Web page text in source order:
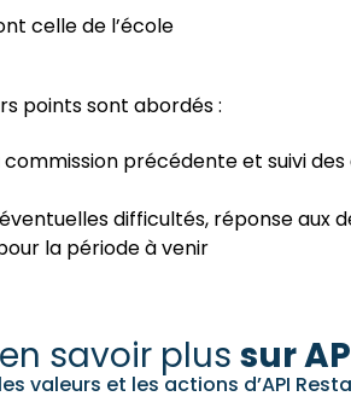
celle de l’école
points sont abordés :
précédente et suivi
difficultés, réponse aux
la période à venir
savoir plus sur
valeurs et les actions d’API